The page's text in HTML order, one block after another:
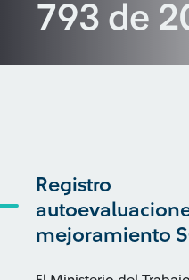
793 de
mejoramiento